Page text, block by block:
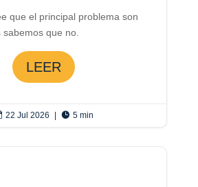
que el principal problema son
que no.
LEER
22 Jul 2026 |  5 min